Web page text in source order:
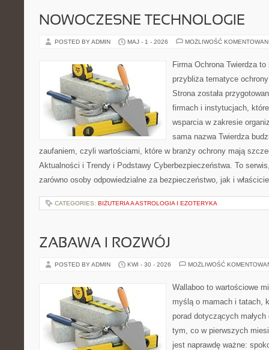
NOWOCZESNE TECHNOLOGIE
POSTED BY ADMIN MAJ - 1 - 2026 MOŻLIWOŚĆ
Firma Ochrona Twierdza
przybliża tematyce
Strona została
firmach i instytucjach,
wsparcia w zakresie
sama nazwa Twierdza
zaufaniem, czyli wartościami, które w branży ochrony mają
Aktualności i Trendy i Podstawy Cyberbezpieczeństwa. To
zarówno osoby odpowiedzialne za bezpieczeństwo, jak i
CATEGORIES: BIŻUTERIA A ASTROLOGIA I EZOTERYKA
ZABAWA I ROZWÓJ
POSTED BY ADMIN KWI - 30 - 2026 MOŻLIWOŚĆ
Wallaboo to wartościowe
myślą o mamach i tatach,
porad dotyczących
tym, co w pierwszych
jest naprawdę ważne: